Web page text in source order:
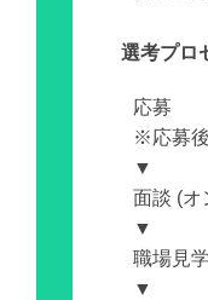
選考プロ
応募
※応募
▼
面談 (オ
▼
職場見学
▼